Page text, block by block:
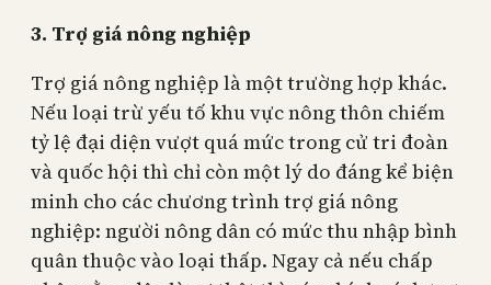
3. Trợ giá nông nghiệp
Trợ giá nông nghiệp là một trường hợp khác.
Nếu loại trừ yếu tố khu vực nông thôn chiếm
tỷ lệ đại diện vượt quá mức trong cử tri đoàn
và quốc hội thì chỉ còn một lý do đáng kể biện
minh cho các chương trình trợ giá nông
nghiệp: người nông dân có mức thu nhập bình
quân thuộc vào loại thấp. Ngay cả nếu chấp